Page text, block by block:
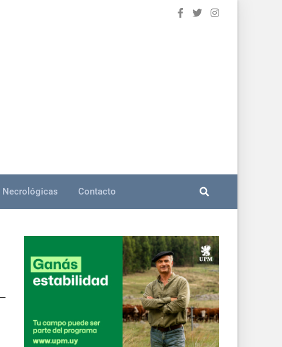
Necrológicas Contacto